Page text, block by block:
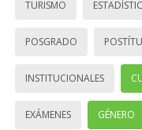
TURISMO
POSGRADO
INSTITUCIONALES
EXÁMENES GÉNERO